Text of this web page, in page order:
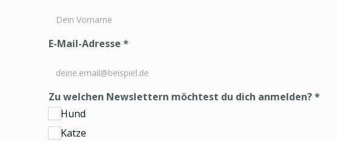
E-Mail-Adresse *
Zu welchen Newslettern möchtest du dich anmelden?*
Hund
Katze